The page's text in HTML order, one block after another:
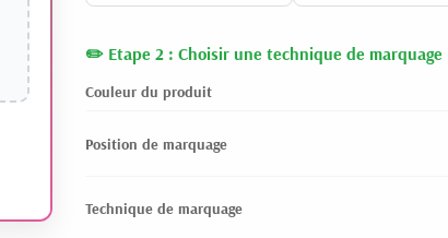
Etape 2 : Choisir une technique de marquage
Couleur du produit
Position de marquage
Technique de marquage